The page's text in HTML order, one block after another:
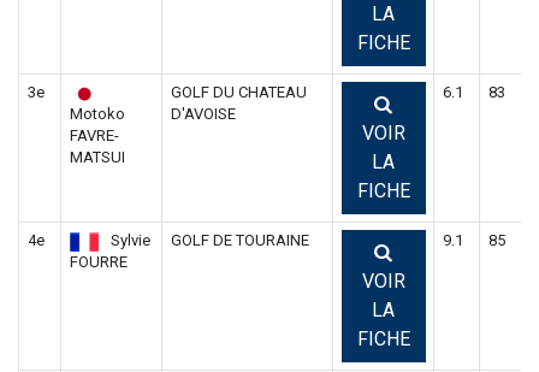
LA
FICHE
3e
Motoko
FAVRE-
MATSUI
GOLF DU CHATEAU
D'AVOISE
VOIR
LA
FICHE
6.1 83
4e
Sylvie
FOURRE
GOLF DE TOURAINE
VOIR
LA
FICHE
9.1 85